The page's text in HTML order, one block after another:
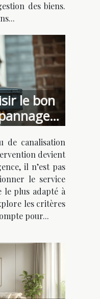
des biens.
le bon
?
de canalisation
devient
il n’est pas
le service
le plus adapté à
les critères
pour...